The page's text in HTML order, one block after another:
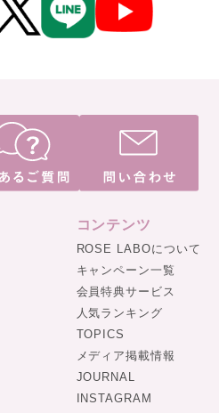
コンテンツ
ROSE LABOについて
キャンペーン一覧
会員特典サービス
人気ランキング
TOPICS
メディア掲載情報
JOURNAL
INSTAGRAM